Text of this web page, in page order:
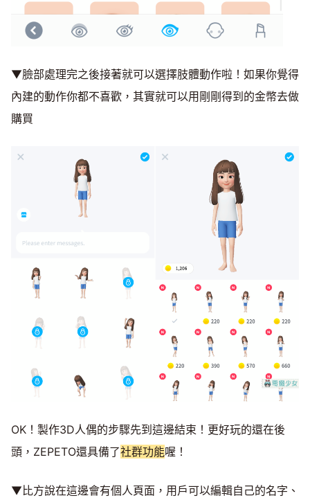
▼臉部處理完之後接著就可以選擇肢體動作啦！如果你覺得
內建的動作你都不喜歡，其實就可以用剛剛得到的金幣去做
購買
OK！製作3D人偶的步驟先到這邊結束！更好玩的還在後
頭，ZEPETO還具備了社群功能喔！
▼比方說在這邊會有個人頁面，用戶可以編輯自己的名字、